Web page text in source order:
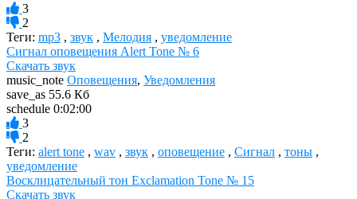
3
2
Теги: mp3 , звук , Мелодия , уведомление
Сигнал оповещения Alert Tone № 6
Скачать звук
music_note Оповещения, Уведомления
save_as 55.6 Кб
schedule 0:02:00
3
2
Теги: alert tone , wav , звук , оповещение , Сигнал , тоны ,
уведомление
Восклицательный тон Exclamation Tone № 15
Скачать звук